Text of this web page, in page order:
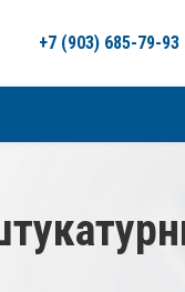
+7 (903) 685-79-93